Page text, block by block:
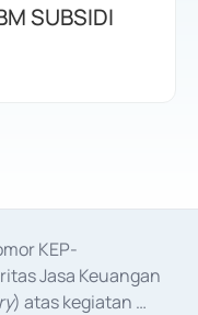
SUBSIDI
KEP-
Jasa Keuangan
) atas kegiatan